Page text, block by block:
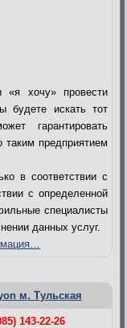
хочу» провести
будете искать тот
гарантировать
таким предприятием
в соответствии с
с определенной
специалисты
данных услуг.
м. Тульская
143-22-26